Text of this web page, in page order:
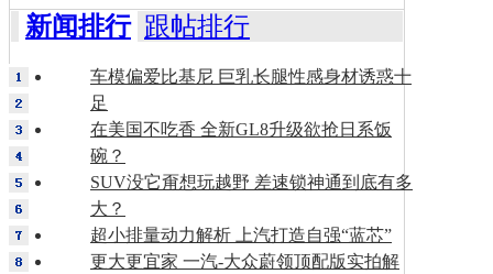
新闻排行 跟帖排行
车模偏爱比基尼 巨乳长腿性感身材诱惑十
足
在美国不吃香 全新GL8升级欲抢日系饭
碗？
SUV没它甭想玩越野 差速锁神通到底有多
大？
超小排量动力解析 上汽打造自强“蓝芯”
更大更宜家 一汽-大众蔚领顶配版实拍解